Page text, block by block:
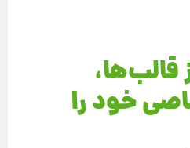
قالب‌ها،
خود را